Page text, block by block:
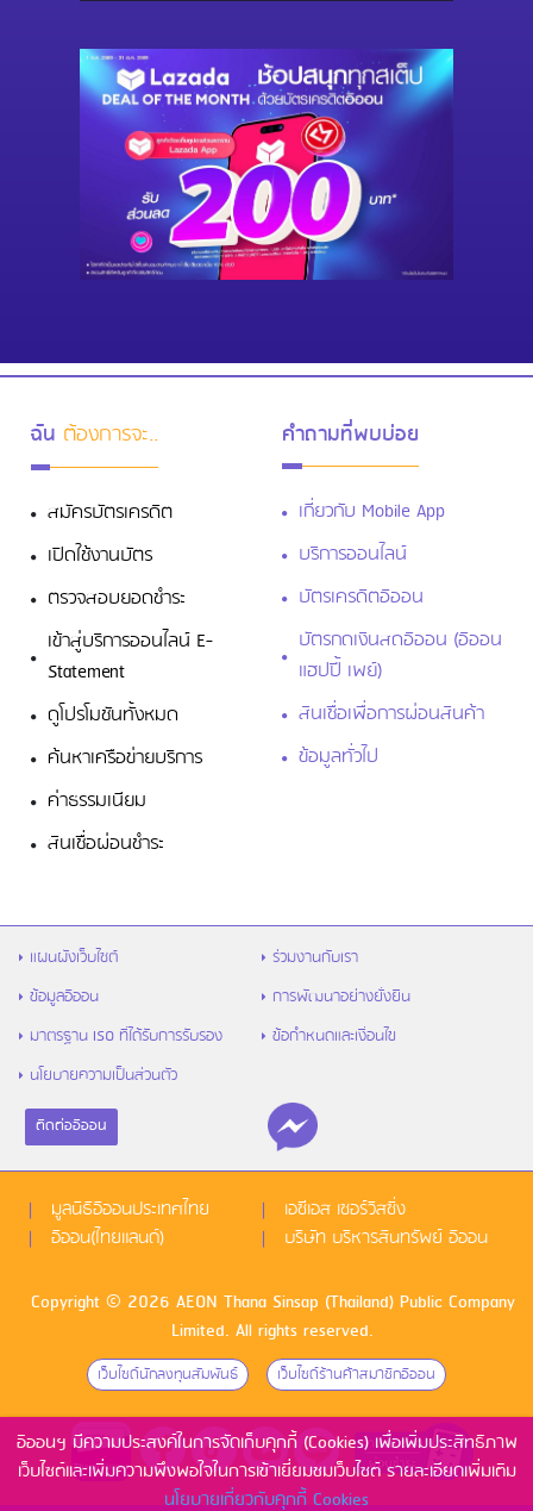
อิออนฯ มีความประสงค์ในการจัดเก็บคุกกี้ (Cookies) เพื่อเพิ่มประสิทธิภาพ
เว็บไซต์และเพิ่มความพึงพอใจในการเข้าเยี่ยมชมเว็บไซต์ รายละเอียดเพิ่มเติม
นโยบายเกี่ยวกับคุกกี้ Cookies
ฉัน ต้องการจะ..
สมัครบัตรเครดิต
เปิดใช้งานบัตร
ตรวจสอบยอดชำระ
เข้าสู่บริการออนไลน์ E-
Statement
ดูโปรโมชันทั้งหมด
ค้นหาเครือข่ายบริการ
ค่าธรรมเนียม
สินเชื่อผ่อนชำระ
คำถามที่พบบ่อย
เกี่ยวกับ Mobile App
บริการออนไลน์
บัตรเครดิตอิออน
บัตรกดเงินสดอิออน (อิออน
แฮปปี้ เพย์)
สินเชื่อเพื่อการผ่อนสินค้า
ข้อมูลทั่วไป
แผนผังเว็บไซต์
ร่วมงานกับเรา
ข้อมูลอิออน
การพัฒนาอย่างยั่งยืน
มาตรฐาน ISO ที่ได้รับการรับรอง
ข้อกำหนดและเงื่อนไข
นโยบายความเป็นส่วนตัว
ติดต่ออิออน
มูลนิธิอิออนประเทศไทย
เอซีเอส เซอร์วิสซิ่ง
อิออน(ไทยแลนด์)
บริษัท บริหารสินทรัพย์ อิออน
Copyright © 2026 AEON Thana Sinsap (Thailand) Public Company
Limited. All rights reserved.
เว็บไซด์นักลงทุนสัมพันธ์ เว็บไซด์ร้านค้าสมาชิกอิออน